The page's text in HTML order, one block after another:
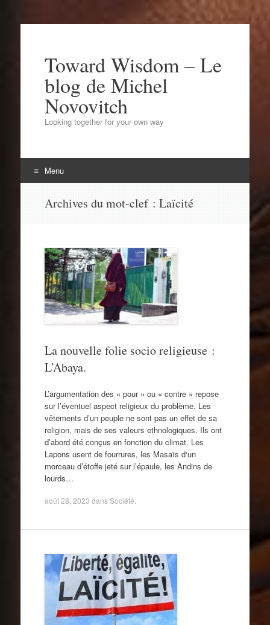
Toward Wisdom – Le
blog de Michel
Novovitch
Looking together for your own way
Menu
Archives du mot-clef : Laïcité
La nouvelle folie socio religieuse :
L’Abaya.
L’argumentation des « pour » ou « contre » repose
sur l’éventuel aspect religieux du problème. Les
vêtements d’un peuple ne sont pas un effet de sa
religion, mais de ses valeurs ethnologiques. Ils ont
d’abord été conçus en fonction du climat. Les
Lapons usent de fourrures, les Masaïs d‘un
morceau d’étoffe jeté sur l’épaule, les Andins de
lourds…
août 28, 2023 dansSociété